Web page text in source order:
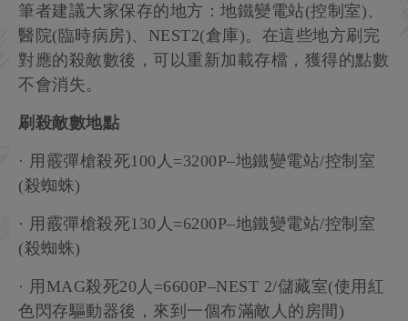
筆者建議大家保存的地方：地鐵變電站(控制室)、
醫院(臨時病房)、NEST2(倉庫)。在這些地方刷完
對應的殺敵數後，可以重新加載存檔，獲得的點數
不會消失。
刷殺敵數地點
· 用霰彈槍殺死100人=3200P–地鐵變電站/控制室
(殺蜘蛛)
· 用霰彈槍殺死130人=6200P–地鐵變電站/控制室
(殺蜘蛛)
· 用MAG殺死20人=6600P–NEST 2/儲藏室(使用紅
色閃存驅動器後，來到一個布滿敵人的房間)